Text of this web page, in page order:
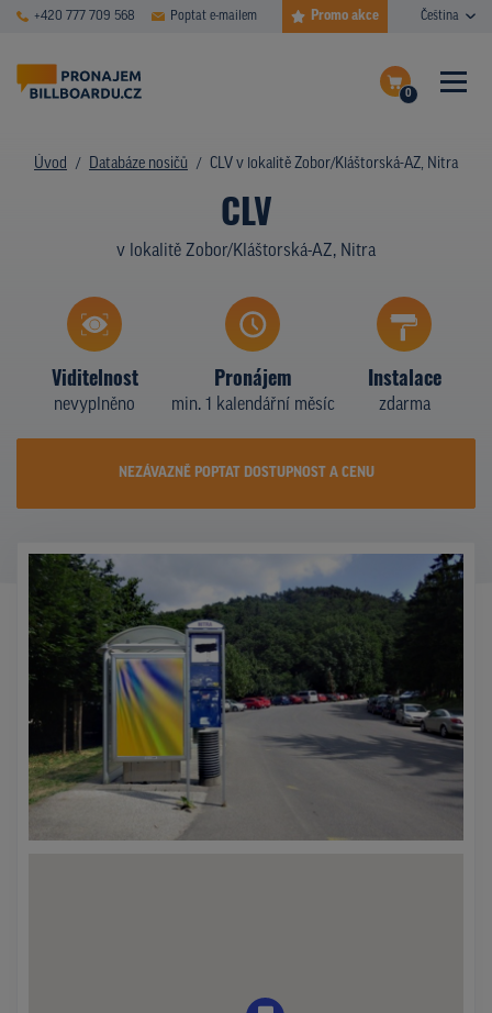
+420 777 709 568 Poptat e-mailem Promo akce Čeština
0
Dokončit poptávku
Zobrazit nosiče na mapě
ČASTÉ DOTAZY
DATABÁZE NOSIČŮ
PLOCHY V AKCI
CENY
Z PRAXE
KDO JSME
Úvod Databáze nosičů CLV v lokalitě Zobor/Kláštorská-AZ, Nitra
CLV
v lokalitě Zobor/Kláštorská-AZ, Nitra
Viditelnost
nevyplněno
Pronájem
min. 1 kalendářní měsíc
Instalace
zdarma
NEZÁVAZNĚ POPTAT DOSTUPNOST A CENU